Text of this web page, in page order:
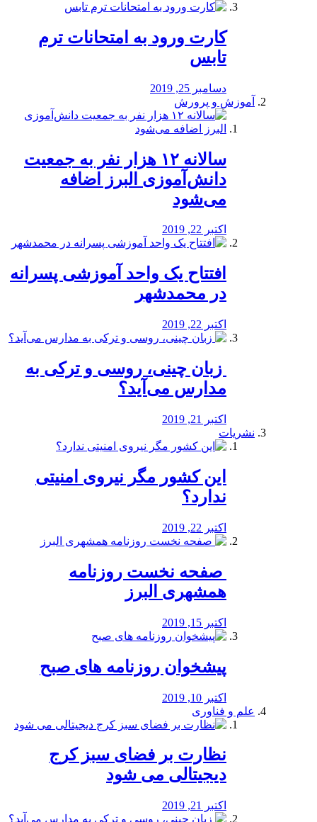
کارت ورود به امتحانات ترم
تابس
دسامبر 25, 2019
آموزش و پرورش
️سالانه ۱۲ هزار نفر به جمعیت
دانش‌آموزی البرز اضافه
می‌شود
اکتبر 22, 2019
افتتاح یک واحد آموزشی پسرانه
در محمدشهر
اکتبر 22, 2019
️ زبان چینی، روسی و ترکی به
مدارس می‌آید؟
اکتبر 21, 2019
نشریات
این کشور مگر نیروی امنیتی
ندارد؟
اکتبر 22, 2019
️ صفحه نخست روزنامه‌
همشهری البرز
اکتبر 15, 2019
پیشخوان روزنامه های صبح
اکتبر 10, 2019
علم و فناوری
نظارت بر فضای سبز کرج
دیجیتالی می شود
اکتبر 21, 2019